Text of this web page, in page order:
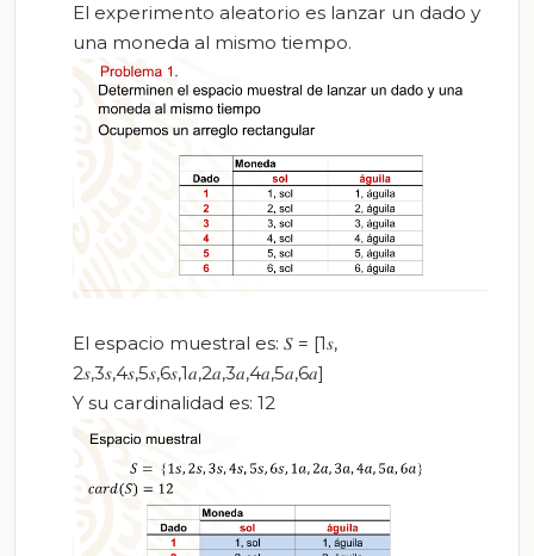
El experimento aleatorio es lanzar un dado y
una moneda al mismo tiempo.
El espacio muestral es: 𝑆 = [1𝑠,
2𝑠,3𝑠,4𝑠,5𝑠,6𝑠,1𝑎,2𝑎,3𝑎,4𝑎,5𝑎,6𝑎]
Y su cardinalidad es: 12